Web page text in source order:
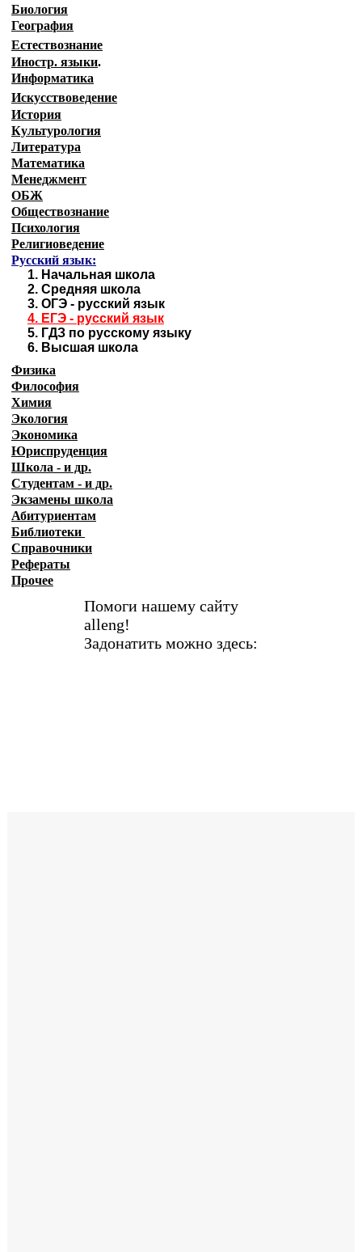
Биология
География
Естествознание
Иностр. языки.
Информатика
Искусствоведение
История
Культурология
Литература
Математика
Менеджмент
ОБЖ
Обществознание
Психология
Религиоведение
Русский язык:
1. Начальная школа
2. Средняя школа
3. ОГЭ - русский язык
4. ЕГЭ - русский язык
5. ГДЗ по русскому языку
6. Высшая школа
Физика
Философия
Химия
Экология
Экономика
Юриспруденция
Школа - и др.
Студентам - и др.
Экзамены школа
Абитуриентам
Библиотеки
Справочники
Рефераты
Прочее
Помоги нашему сайту
alleng!
Задонатить можно здесь: